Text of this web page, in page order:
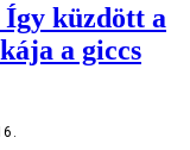
küzdött a
a giccs